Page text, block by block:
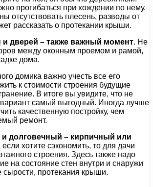
прогибаться при хождении по нему.
отсутствовать плесень, разводы от
рассказать о протекании крыши.
и дверей – также важный момент. Не
между оконным проемом и рамой,
дома.
домика важно учесть все его
к стоимости строения будущие
В итоге вы увидите, что не
самый выгодный. Иногда лучше
качественную постройку, чем
ремонт.
долговечный – кирпичный или
если хотите сэкономить, то для дачи
строения. Здесь также надо
на состояние стен внутри и снаружи
сырости, протекания крыши.